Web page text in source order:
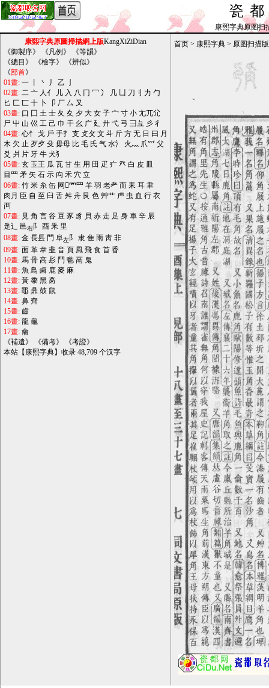
瓷
康熙字典原图扫
康熙字典原圖掃描網上版KangXiZiDian
《御製序》 《凡例 》 《等韻》
《總目 》 《檢字》 《辨似》
《部首》
01畫: 一 丶 丿 乙
02畫: 二 亠 人亻 儿 入 八 冂 冖 冫 几 凵 刀刂 力 勹
匕 匚 匸 十 卜 卩 厂 厶 又
03畫: 口 囗 土 士 夂 夊 夕 大 女 子 宀 寸 小 尢兀尣
尸 屮 山 巛 工 己 巾 干 幺 广 廴 廾 弋 弓 彐彑 彡 彳
04畫: 心忄 戈 戶 手扌 支 攴攵 文 斗 斤 方 无 日 曰 月
木 欠 止 歹歺 殳 毋母 比 毛 氏 气 水氵 火灬 爪爫 父
爻 爿 片 牙 牛 犬犭
05畫: 玄 玉王 瓜 瓦 甘 生 用 田 疋 疒 癶 白 皮 皿
目罒 矛 矢 石 示 禸 禾 穴 立
06畫: 竹 米 糸 缶 网罓罒 羊 羽 老耂 而 耒 耳 聿
肉月 臣 自 至 臼 舌 舛 舟 艮 色 艸艹 虍 虫 血 行 衣
襾
07畫: 見 角 言 谷 豆 豕 豸 貝 赤 走 足 身 車 辛 辰
辵辶
邑右阝 酉 釆 里
08畫: 金 長镸 門 阜左阝 隶 隹 雨 靑 非
09畫: 面 革 韋 韭 音 頁 風 飛 食 首 香
10畫: 馬 骨 高 髟 鬥 鬯 鬲 鬼
11畫: 魚 鳥 鹵 鹿 麥 麻
12畫: 黃 黍 黑 黹
13畫: 黽 鼎 鼓 鼠
14畫: 鼻 齊
15畫: 齒
16畫: 龍 龜
17畫: 龠
《補遺》 《備考》 《考證》
本站【康熙字典】收录 48,709 个汉字
首页 > 康熙字典 > 原图扫描版